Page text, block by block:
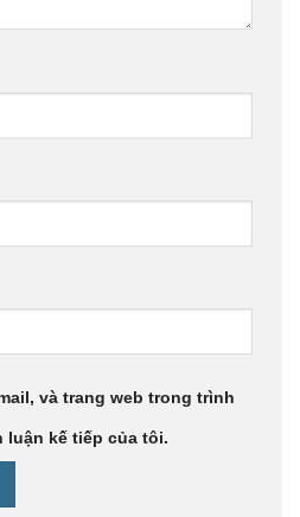
và trang web trong trình
luận kế tiếp của tôi.